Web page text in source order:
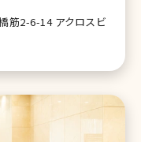
筋2-6-14 アクロスビ